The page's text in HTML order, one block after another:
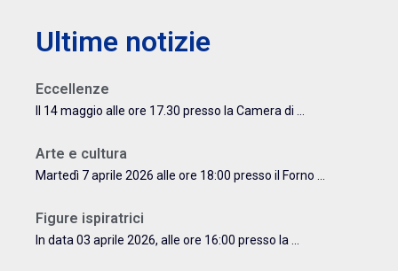
Ultime notizie
Eccellenze
Il 14 maggio alle ore 17.30 presso la Camera di ...
Arte e cultura
Martedì 7 aprile 2026 alle ore 18:00 presso il Forno ...
Figure ispiratrici
In data 03 aprile 2026, alle ore 16:00 presso la ...